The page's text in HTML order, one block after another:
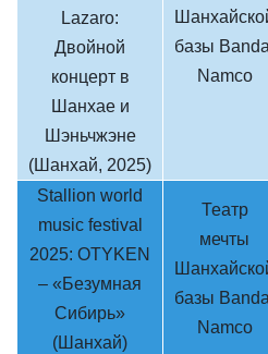
базы
Namco
Lazaro:
Двойной
концерт в
Шанхае и
Шэньчжэне
(Шанхай, 2025)
Stallion world
music festival
2025: OTYKEN
– «Безумная
Сибирь»
(Шанхай)
Театр
мечты
базы
Namco